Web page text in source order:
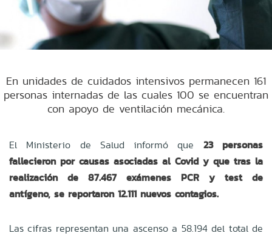
En unidades de cuidados intensivos permanecen 161
personas internadas de las cuales 100 se encuentran
con apoyo de ventilación mecánica.
El Ministerio de Salud informó que 23 personas
fallecieron por causas asociadas al Covid y que tras la
realización de 87.467 exámenes PCR y test de
antígeno, se reportaron 12.111 nuevos contagios.
Las cifras representan una ascenso a 58.194 del total de